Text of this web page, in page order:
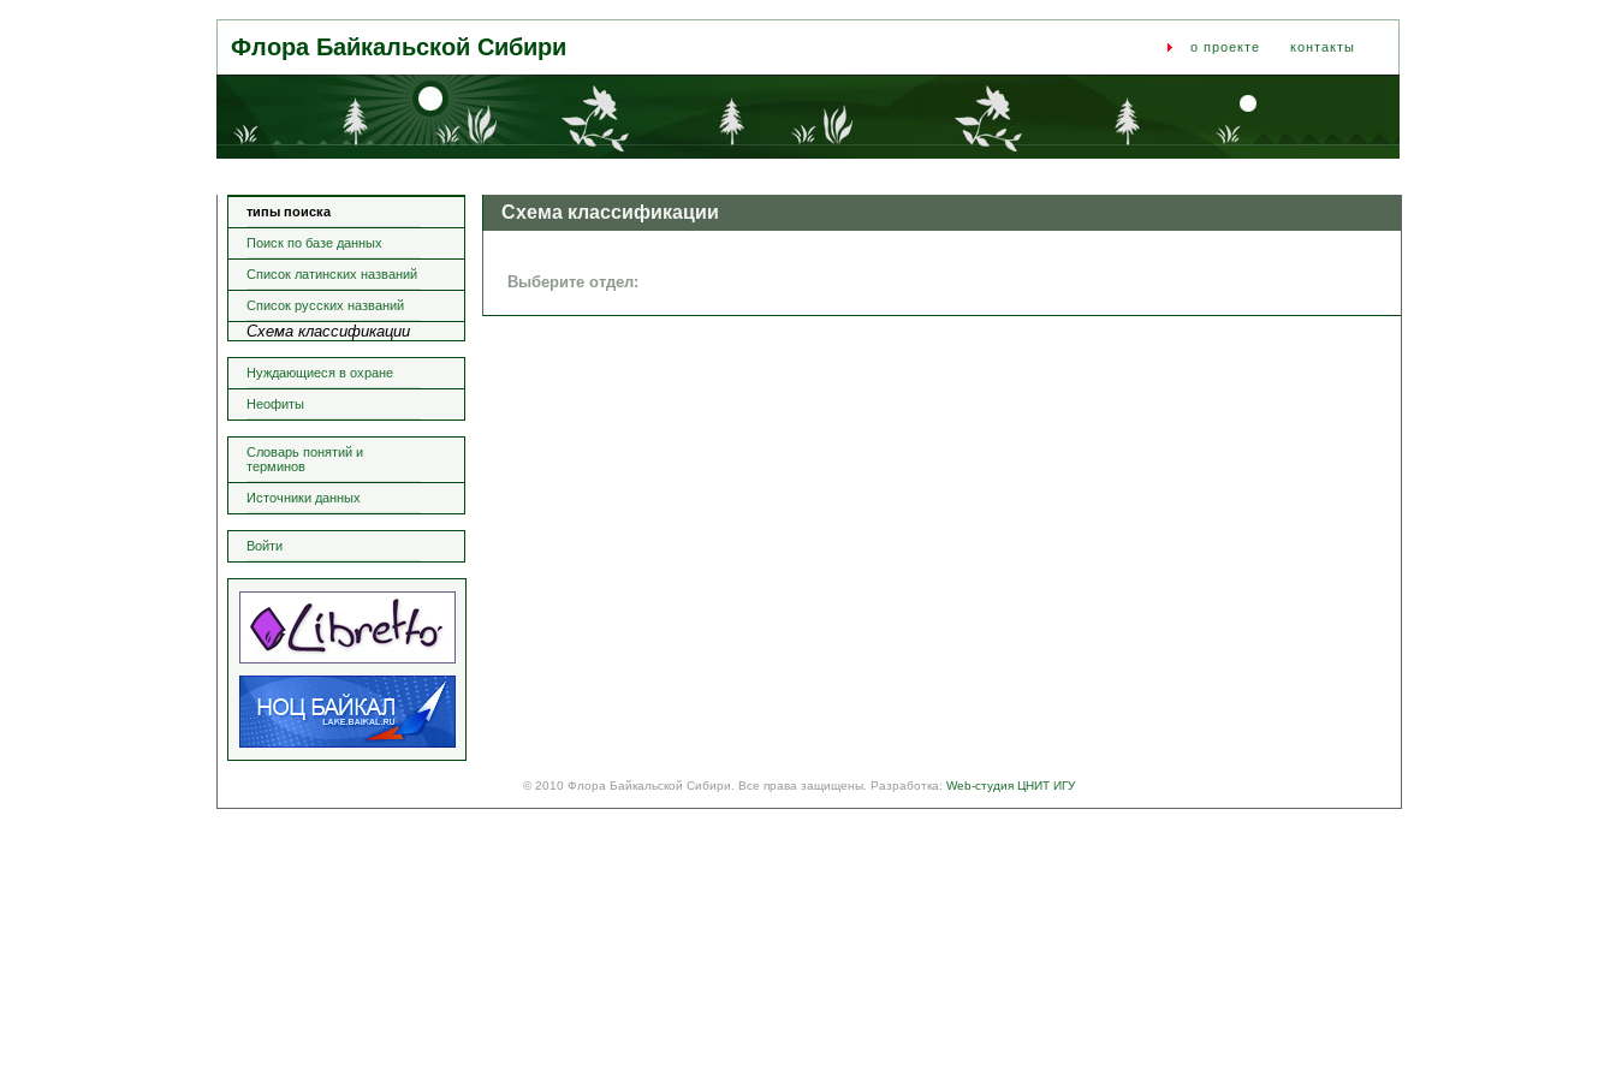
Флора Байкальской Сибири о проекте контакты
типы поиска
Поиск по базе данных
Список латинских названий
Список русских названий
Схема классификации
Нуждающиеся в охране
Неофиты
Словарь понятий и
терминов
Источники данных
Войти
Схема классификации
Выберите отдел:
© 2010 Флора Байкальской Сибири. Все права защищены. Разработка: Web-студия ЦНИТ ИГУ